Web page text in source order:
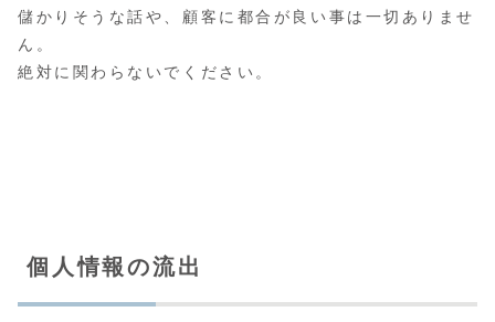
儲かりそうな話や、顧客に都合が良い事は一切ありませ
ん。
絶対に関わらないでください。
個人情報の流出